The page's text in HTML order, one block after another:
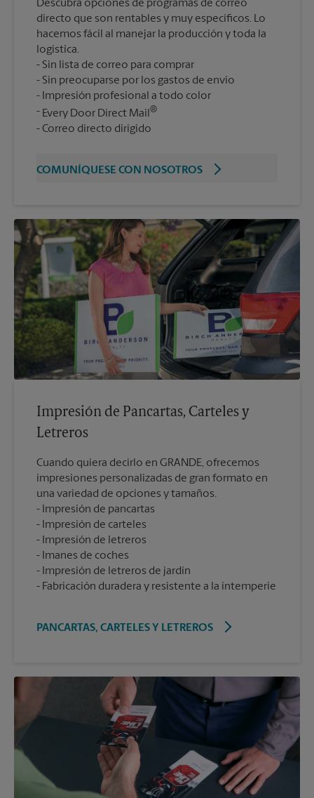
Descubra opciones de programas de correo
directo que son rentables y muy específicos. Lo
hacemos fácil al manejar la producción y toda la
logística.
Sin lista de correo para comprar
Sin preocuparse por los gastos de envío
Impresión profesional a todo color
Every Door Direct Mail ®
Correo directo dirigido
COMUNÍQUESE CON NOSOTROS
Impresión de Pancartas, Carteles y
Letreros
Cuando quiera decirlo en GRANDE, ofrecemos
impresiones personalizadas de gran formato en
una variedad de opciones y tamaños.
Impresión de pancartas
Impresión de carteles
Impresión de letreros
Imanes de coches
Impresión de letreros de jardín
Fabricación duradera y resistente a la intemperie
PANCARTAS, CARTELES Y LETREROS